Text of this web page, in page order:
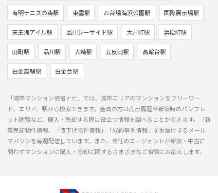
有明テニスの森駅 東雲駅 お台場海浜公園駅 国際展示場駅
天王洲アイル駅 品川シーサイド駅 大井町駅 浜松町駅
田町駅 品川駅 大崎駅 五反田駅 高輪台駅
白金高輪駅 白金台駅
「湾岸マンション価格ナビ」では、湾岸エリアのマンションをフリーワー
ド、エリア、駅から検索できます。会員の方は売出履歴や新築時のパンフレ
ット閲覧など、購入・売却する際に役立つ情報を調べることができます。「新
着売却物件情報」「値下げ物件情報」「成約事例情報」をお届けするメール
マガジンを毎週配信しています。また、専任のエージェントが新築・中古に
問わずマンションに購入・売却に関するさまざまなご相談にお応えします。